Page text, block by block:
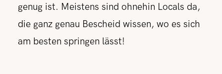
genug ist. Meistens sind ohnehin Locals da,
die ganz genau Bescheid wissen, wo es sich
am besten springen lässt!